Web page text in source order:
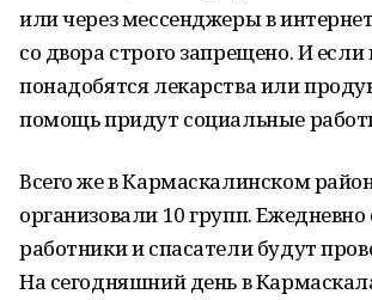
или через мессенджеры в
со двора строго запрещено. И если
понадобятся лекарства или
помощь придут социальные
Всего же в Кармаскалинском
организовали 10 групп.
работники и спасатели будут
На сегодняшний день в